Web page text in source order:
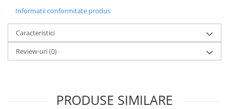
Informatii conformitate produs
Caracteristici
Review-uri(0)
PRODUSE SIMILARE